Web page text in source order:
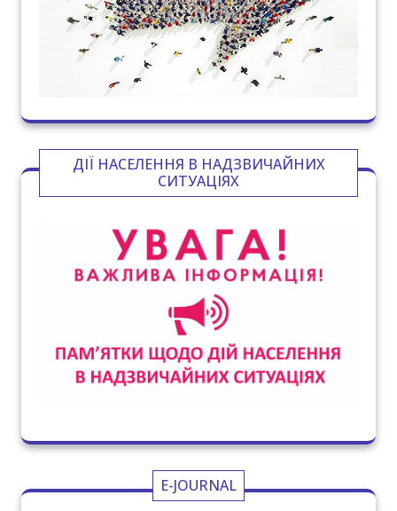
ДІЇ НАСЕЛЕННЯ В НАДЗВИЧАЙНИХ
СИТУАЦІЯХ
E-JOURNAL